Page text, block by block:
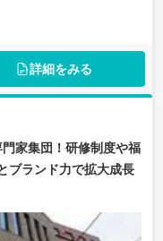
詳細をみる
家集団！研修制度や福
ブランド力で拡大成長